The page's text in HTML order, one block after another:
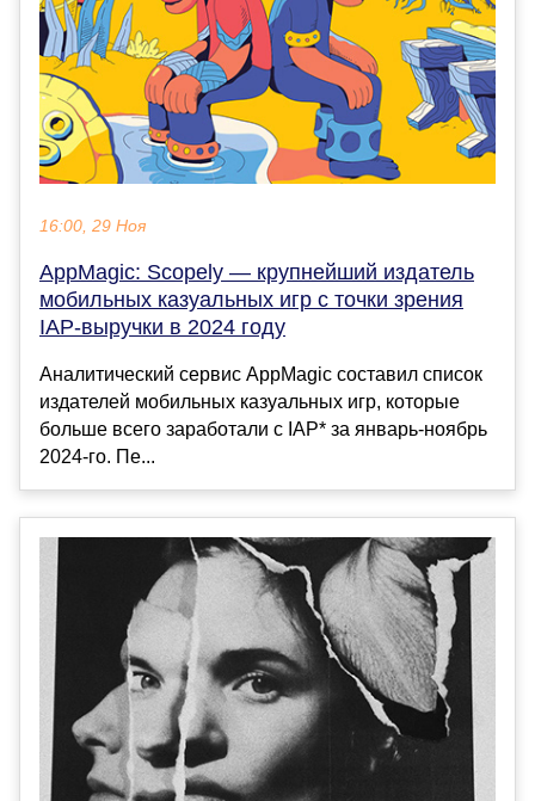
16:00, 29 Ноя
AppMagic: Scopely — крупнейший издатель
мобильных казуальных игр с точки зрения
IAP-выручки в 2024 году
Аналитический сервис AppMagic составил список
издателей мобильных казуальных игр, которые
больше всего заработали с IAP* за январь-ноябрь
2024-го. Пе...